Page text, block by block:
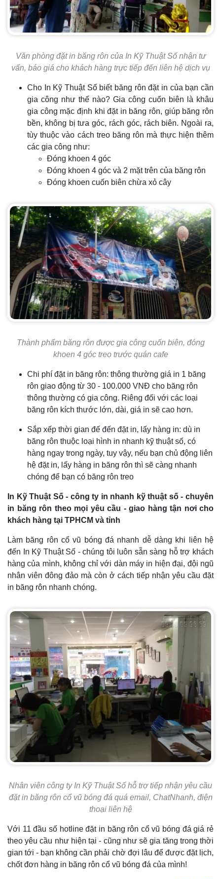
Văn phòng đặt in băng rôn của In Kỹ Thuật Số nhận tư
vấn, báo giá cho khách hàng trực tiếp đến liên hệ dịch vụ
Cho In Kỹ Thuật Số biết băng rôn đặt in của bạn cần
gia công như thế nào? Gia công cuốn biên là khâu
gia công mặc định khi đặt in băng rôn, giúp băng rôn
bền, không bị tưa góc, rách góc, rách biên. Ngoài ra,
tùy thuộc vào cách treo băng rôn mà thực hiện thêm
các gia công như:
Đóng khoen 4 góc
Đóng khoen 4 góc và 2 mặt trên của băng rôn
Đóng khoen cuốn biên chừa xỏ cây
Thành phẩm băng rôn được gia công cuốn biên, đóng
khoen 4 góc treo trước quán cafe
Chi phí đặt in băng rôn: thông thường giá in 1 băng
rôn giao động từ 30 - 100.000 VNĐ cho băng rôn
thông thường có gia công. Riêng đối với các loại
băng rôn kích thước lớn, dài, giá in sẽ cao hơn.
Sắp xếp thời gian đế đến đặt in, lấy hàng in: dù in
băng rôn thuộc loại hình in nhanh kỹ thuật số, có
hàng ngay trong ngày, tuy vậy, nếu bạn chủ động liên
hệ đặt in, lấy hàng in băng rôn thì sẽ càng nhanh
chóng để bạn có băng rôn treo
In Kỹ Thuật Số - công ty in nhanh kỹ thuật số - chuyên
in băng rôn theo mọi yêu cầu - giao hàng tận nơi cho
khách hàng tại TPHCM và tỉnh
Làm băng rôn cổ vũ bóng đá nhanh dễ dàng khi liên hệ
đến In Kỹ Thuật Số - chúng tôi luôn sẵn sàng hỗ trợ khách
hàng của mình, không chỉ với dàn máy in hiện đại, đội ngũ
nhân viên đông đảo mà còn ở cách tiếp nhận yêu cầu đặt
in băng rôn nhanh chóng.
Nhân viên công ty In Kỹ Thuật Số hỗ trợ tiếp nhận yêu cầu
đặt in băng rôn cổ vũ bóng đá quá email, ChatNhanh, điện
thoại liên hệ
Với 11 đầu số hotline đặt in băng rôn cổ vũ bóng đá giá rẻ
theo yêu cầu như hiện tại - cũng như sẽ gia tăng trong thời
gian tới - bạn không cần phải chờ đợi lâu để được đặt lịch,
chốt đơn hàng in băng rôn cổ vũ bóng đá của mình!